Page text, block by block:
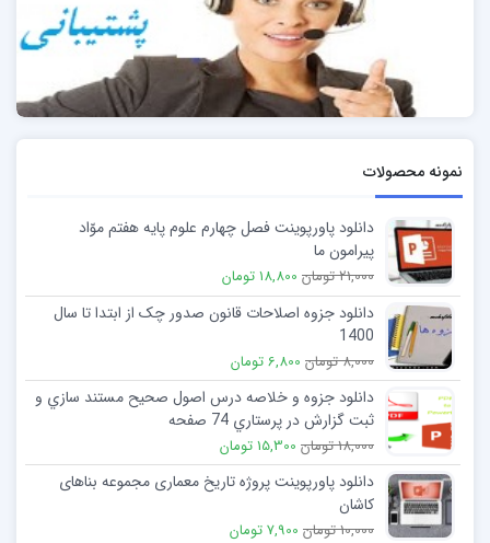
نمونه محصولات
دانلود پاورپوینت فصل چهارم علوم پایه هفتم موّاد
پیرامون ما
21,000 تومان 18,800 تومان
دانلود جزوه اصلاحات قانون صدور چک از ابتدا تا سال
1400
8,000 تومان 6,800 تومان
دانلود جزوه و خلاصه درس اصول صحیح مستند سازي و
ثبت گزارش در پرستاري 74 صفحه
18,000 تومان 15,300 تومان
دانلود پاورپوینت پروژه تاریخ معماری مجموعه بناهای
کاشان
10,000 تومان 7,900 تومان